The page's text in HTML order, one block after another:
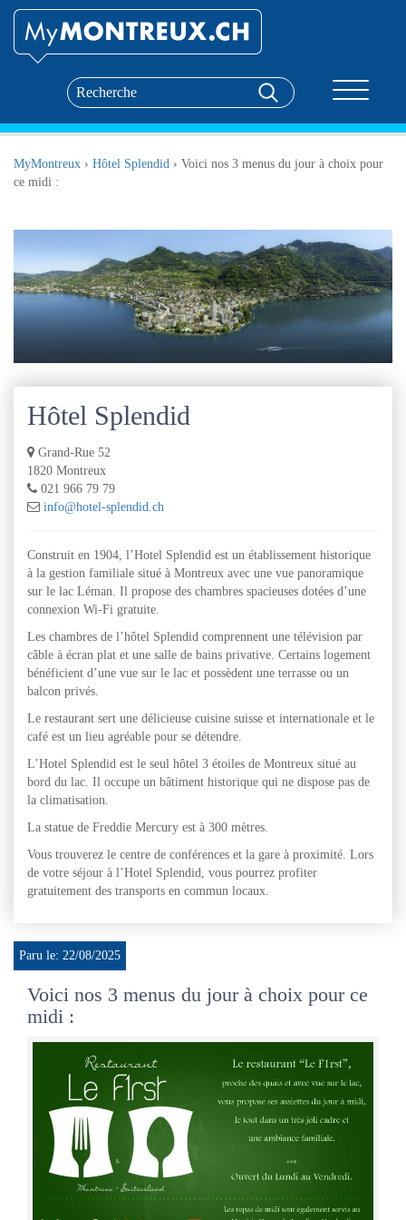
MyMontreux › Hôtel Splendid › Voici nos 3 menus du jour à choix pour
ce midi :
Hôtel Splendid
Grand-Rue 52
1820 Montreux
021 966 79 79
info@hotel-splendid.ch
Construit en 1904, l’Hotel Splendid est un établissement historique
à la gestion familiale situé à Montreux avec une vue panoramique
sur le lac Léman. Il propose des chambres spacieuses dotées d’une
connexion Wi-Fi gratuite.
Les chambres de l’hôtel Splendid comprennent une télévision par
câble à écran plat et une salle de bains privative. Certains logement
bénéficient d’une vue sur le lac et possèdent une terrasse ou un
balcon privés.
Le restaurant sert une délicieuse cuisine suisse et internationale et le
café est un lieu agréable pour se détendre.
L’Hotel Splendid est le seul hôtel 3 étoiles de Montreux situé au
bord du lac. Il occupe un bâtiment historique qui ne dispose pas de
la climatisation.
La statue de Freddie Mercury est à 300 mètres.
Vous trouverez le centre de conférences et la gare à proximité. Lors
de votre séjour à l’Hotel Splendid, vous pourrez profiter
gratuitement des transports en commun locaux.
Paru le: 22/08/2025
Voici nos 3 menus du jour à choix pour ce
midi :